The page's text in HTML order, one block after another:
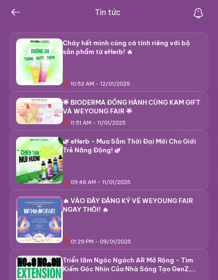
Tin tức
Cháy hết mình cùng cá tính riêng với bộ
sản phẩm từ eHerb! 🔥
10:53 AM - 12/01/2025
🌟 BIODERMA ĐỒNG HÀNH CÙNG KAM GIFT
VÀ WEYOUNG FAIR 🌟
11:51 AM - 11/01/2025
🌿 eHerb - Mua Sắm Thời Đại Mới Cho Giới
Trẻ Năng Động! 🌿
09:46 AM - 11/01/2025
🔥 VÀO ĐÂY ĐĂNG KÝ VÉ WEYOUNG FAIR
NGAY THÔI! 🔥
01:29 PM - 09/01/2025
Triển lãm Ngóc Ngách AR Mở Rộng - Tìm
Kiếm Góc Nhìn Của Nhà Sáng Tạo GenZ,